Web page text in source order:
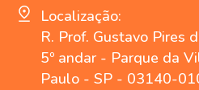
Localização:
R. Prof. Gustavo Pires
5º andar - Parque da
Paulo - SP - 03140-